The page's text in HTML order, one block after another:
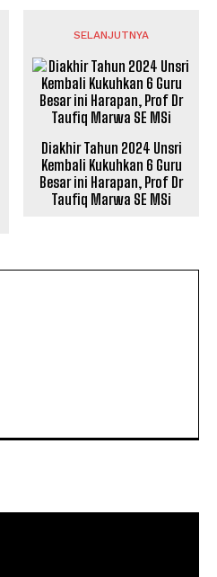
SELANJUTNYA
Diakhir Tahun 2024 Unsri
Kembali Kukuhkan 6 Guru
Besar ini Harapan, Prof Dr
Taufiq Marwa SE MSi